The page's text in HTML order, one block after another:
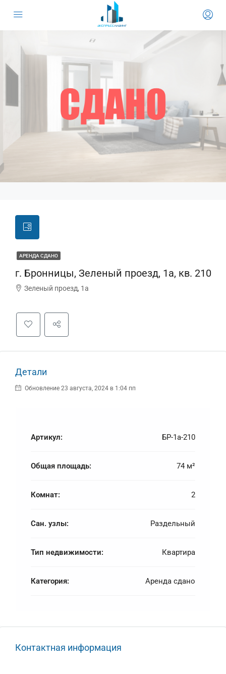
АРЕНДА СДАНО
г. Бронницы, Зеленый проезд, 1а, кв. 210
Зеленый проезд, 1а
Детали
Обновление 23 августа, 2024 в 1:04 пп
Артикул: БР-1а-210
Общая площадь: 74 м²
Комнат: 2
Сан. узлы: Раздельный
Тип недвижимости: Квартира
Категория: Аренда сдано
Контактная информация